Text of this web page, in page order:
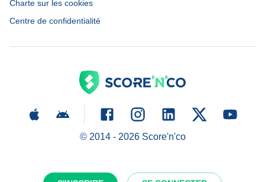
Charte sur les cookies
Centre de confidentialité
© 2014 - 2026Score'n'co